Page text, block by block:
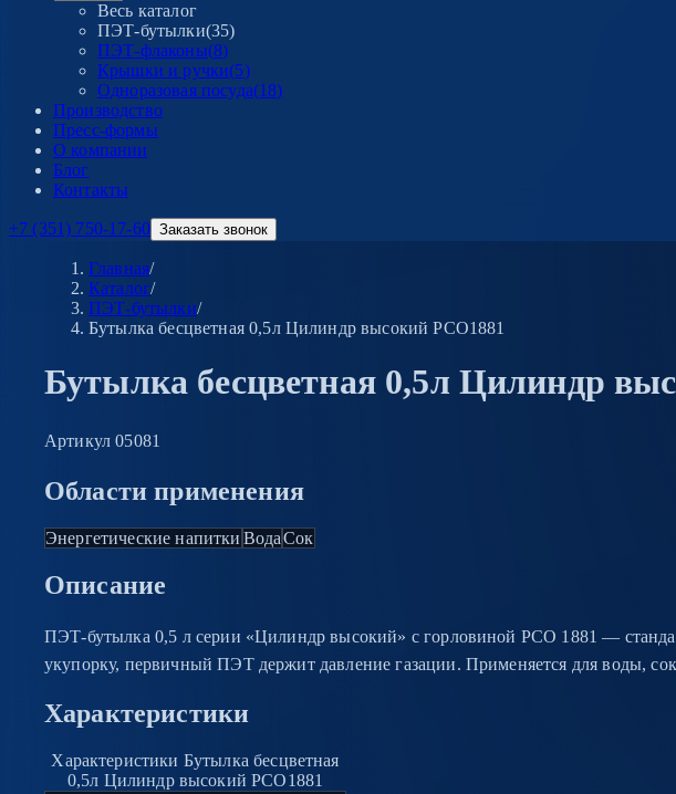
Весь каталог
ПЭТ-бутылки(35)
ПЭТ-флаконы(8)
Крышки и ручки(5)
Одноразовая посуда(18)
Производство
Пресс-формы
О компании
Блог
Контакты
+7 (351) 750-17-60 Заказать звонок
Главная/
Каталог/
ПЭТ-бутылки/
Бутылка бесцветная 0,5л Цилиндр высокий PCO1881
Бутылка бесцветная 0,5л Цилиндр
Артикул05081
Области применения
Энергетические напитки ВодаСок
Описание
ПЭТ-бутылка 0,5 л серии «Цилиндр высокий» с горловиной PCO 1881 —
укупорку, первичный ПЭТ держит давление газации. Применяется для воды,
Характеристики
Характеристики Бутылка бесцветная
0,5л Цилиндр высокий PCO1881